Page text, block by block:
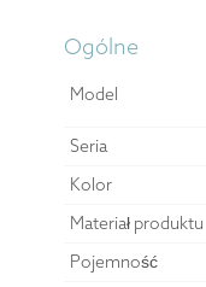
Ogólne
Model
Seria
Kolor
Materiał produktu
Pojemność